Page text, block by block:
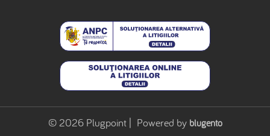
© 2026 Plugpoint | Powered by blugento